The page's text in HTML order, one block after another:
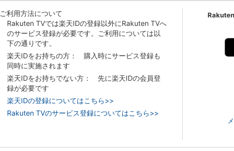
ご利用方法について
Rakuten TVでは楽天IDの登録以外にRakuten TVへ
のサービス登録が必要です。ご利用については以
下の通りです。
楽天IDをお持ちの方： 購入時にサービス登録も
同時に実施されます
楽天IDをお持ちでない方： 先に楽天IDの会員登
録が必要です
楽天IDの登録についてはこちら>>
Rakuten TVのサービス登録についてはこちら>>